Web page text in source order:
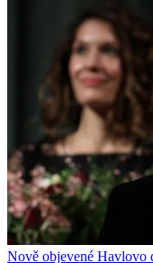
Nově objevené Havlovo